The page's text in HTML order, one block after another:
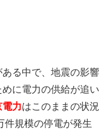
る中で、地震の影響
に電力の供給が追い
電力はこのままの状況
件規模の停電が発生